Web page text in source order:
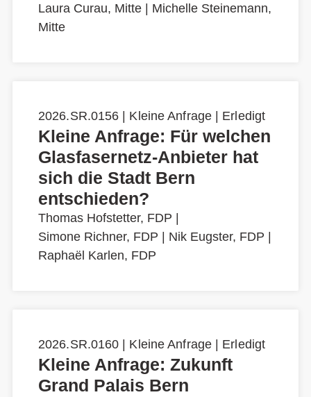
Laura Curau, Mitte
Michelle Steinemann,
Mitte
2026.SR.0156 | Kleine Anfrage | Erledigt
Kleine Anfrage: Für welchen
Glasfasernetz-Anbieter hat
sich die Stadt Bern
entschieden?
Thomas Hofstetter, FDP
Simone Richner, FDP
Nik Eugster, FDP
Raphaël Karlen, FDP
2026.SR.0160 | Kleine Anfrage | Erledigt
Kleine Anfrage: Zukunft
Grand Palais Bern